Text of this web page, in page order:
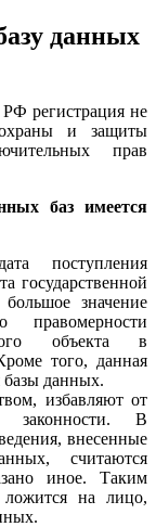
данных
РФ регистрация не
охраны и защиты
прав
баз имеется
поступления
государственной
значение
объекта в
того, данная
базы данных.
избавляют от
законности. В
внесенные
считаются
иное. Таким
ложится на лицо,